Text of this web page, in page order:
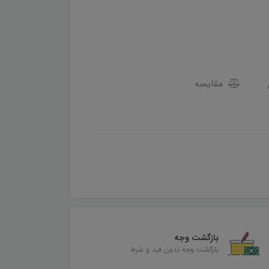
مقایسه
بازگشت وجه
بازگشت وجه بدون قید و شرط